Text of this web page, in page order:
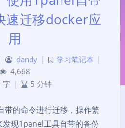
速迁移docker应
用
| dandy | 学习笔记本 |
4,668
字 | 5 分钟
带的命令进行迁移，操作繁
现1panel工具自带的备份